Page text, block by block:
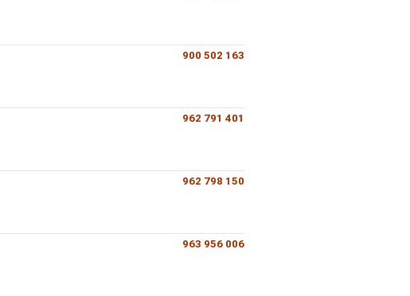
900 502 163
962 791 401
962 798 150
963 956 006